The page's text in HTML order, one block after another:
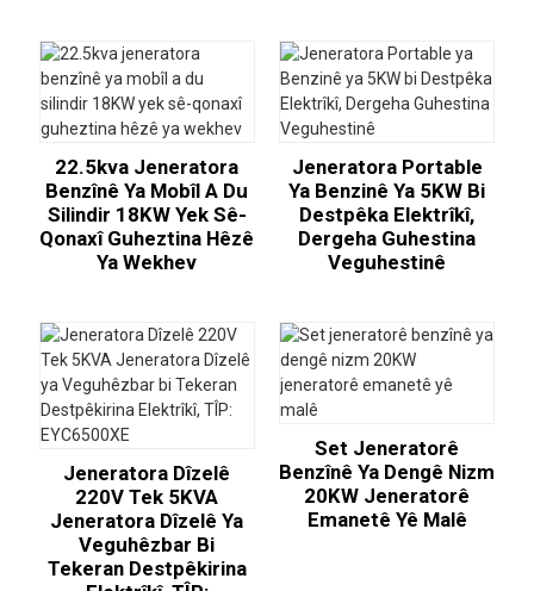
22.5kva Jeneratora
Benzînê Ya Mobîl A Du
Silindir 18KW Yek Sê-
Qonaxî Guheztina Hêzê
Ya Wekhev
Jeneratora Portable
Ya Benzinê Ya 5KW Bi
Destpêka Elektrîkî,
Dergeha Guhestina
Veguhestinê
Jeneratora Dîzelê
220V Tek 5KVA
Jeneratora Dîzelê Ya
Veguhêzbar Bi
Tekeran Destpêkirina
Set Jeneratorê
Benzînê Ya Dengê Nizm
20KW Jeneratorê
Emanetê Yê Malê